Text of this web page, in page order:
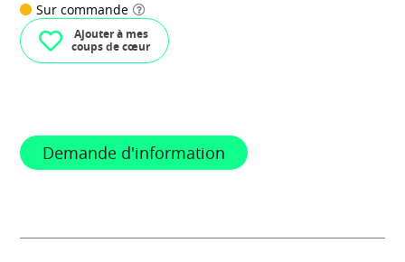
Sur commande
Ajouter à mes
coups de cœur
Demande d'information